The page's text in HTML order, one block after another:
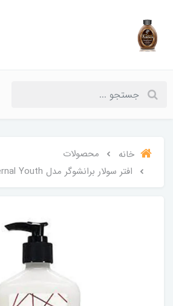
خانه
محصولات
افتر سولار برانشوگر مدل Eternal Youth حجم 530 میل